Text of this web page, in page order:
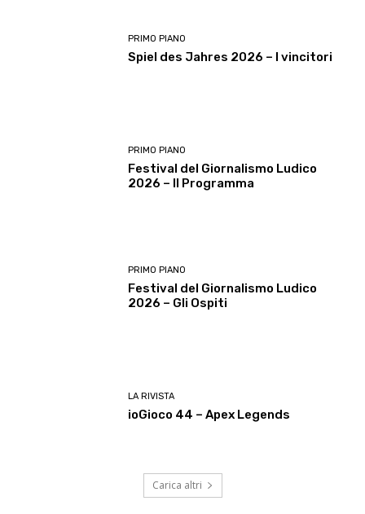
PRIMO PIANO
Spiel des Jahres 2026 – I vincitori
PRIMO PIANO
Festival del Giornalismo Ludico
2026 – Il Programma
PRIMO PIANO
Festival del Giornalismo Ludico
2026 – Gli Ospiti
LA RIVISTA
ioGioco 44 – Apex Legends
Carica altri